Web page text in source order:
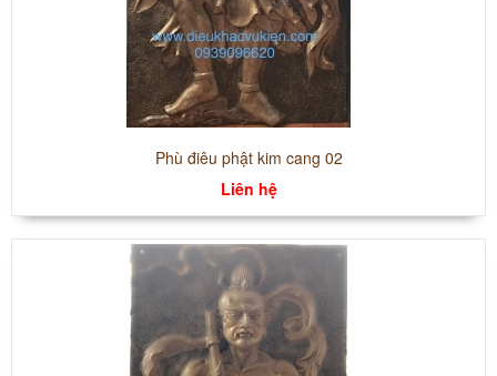
Phù điêu phật kim cang 02
Liên hệ